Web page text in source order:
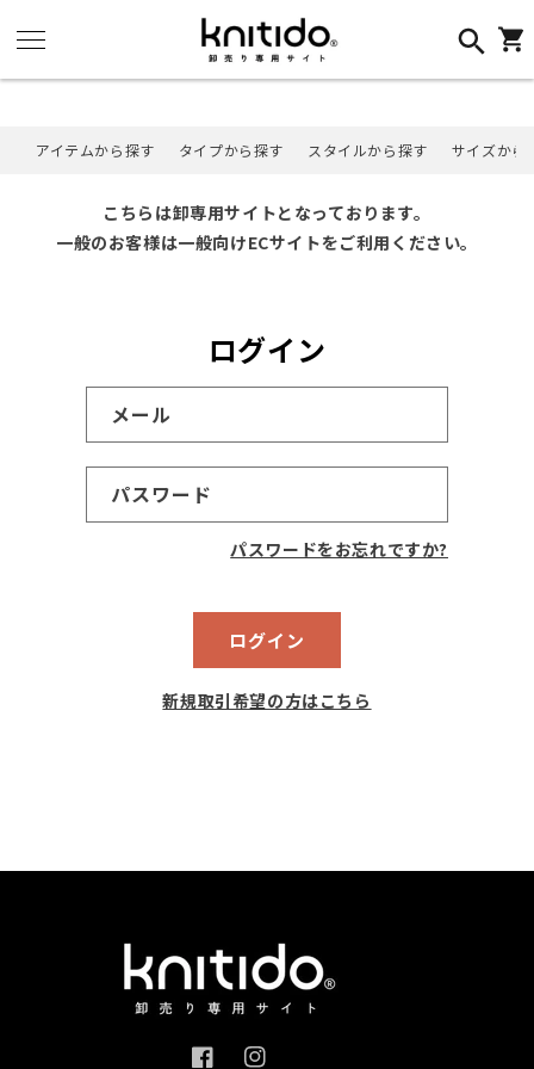
ンツに
進む
カ
アイテムから探す タイプから探す スタイルから探す サイズから
こちらは卸専用サイトとなっております。
一般のお客様は一般向けECサイトをご利用ください。
ログイン
メール
パスワード
パスワードをお忘れですか?
ログイン
新規取引希望の方はこちら